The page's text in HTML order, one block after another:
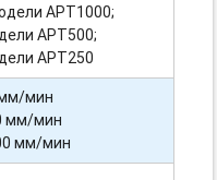
АPT1000;
АPT500;
АPT250
мин
мм/мин
мм/мин